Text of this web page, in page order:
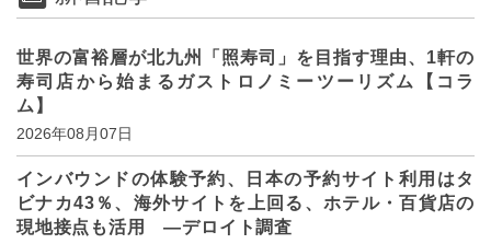
世界の富裕層が北九州「照寿司」を目指す理由、1軒の
寿司店から始まるガストロノミーツーリズム【コラ
ム】
2026年08月07日
インバウンドの体験予約、日本の予約サイト利用はタ
ビナカ43％、海外サイトを上回る、ホテル・百貨店の
現地接点も活用 ―デロイト調査